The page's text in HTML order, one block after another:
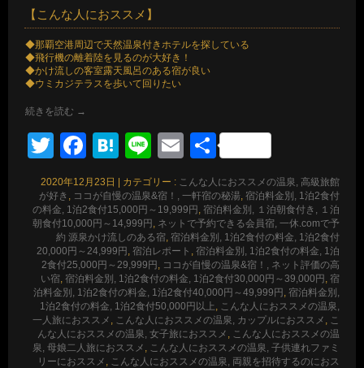
【こんな人におススメ】
◆那覇空港周辺で天然温泉付きホテルを探している
◆飛行機の離着陸を見るのが大好き！
◆かけ流しの客室露天風呂のある宿が良い
◆ウミカジテラスを歩いて回りたい
続きを読む →
TwitterFacebook
Hatena
LineEmail
共
有
2020年12月23日 | カテゴリー : こんな人におススメの温泉, 高級旅館
が好き
ココが自慢の温泉&宿！, 一軒宿の秘湯 宿泊料金別, 1泊2食付
の料金, 1泊2食付15,000円～19,999円 宿泊料金別, １泊朝食付き, １泊
朝食付10,000円～14,999円 ネットで予約できる会員宿, 一休.comで予
約 源泉かけ流しのある宿 宿泊料金別, 1泊2食付の料金, 1泊2食付
20,000円～24,999円 宿泊レポート
宿泊料金別, 1泊2食付の料金, 1泊
2食付25,000円～29,999円
ココが自慢の温泉&宿！, ネット評価の高
い宿 宿泊料金別, 1泊2食付の料金, 1泊2食付30,000円～39,000円 宿
泊料金別, 1泊2食付の料金, 1泊2食付40,000円～49,999円 宿泊料金別,
1泊2食付の料金, 1泊2食付50,000円以上
こんな人におススメの温泉,
一人旅におススメ
こんな人におススメの温泉, カップルにおススメ
こ
んな人におススメの温泉, 女子旅におススメ
こんな人におススメの温
泉, 母娘二人旅におススメ
こんな人におススメの温泉, 子供連れファミ
リーにおススメ
こんな人におススメの温泉, 両親を招待するのにおス